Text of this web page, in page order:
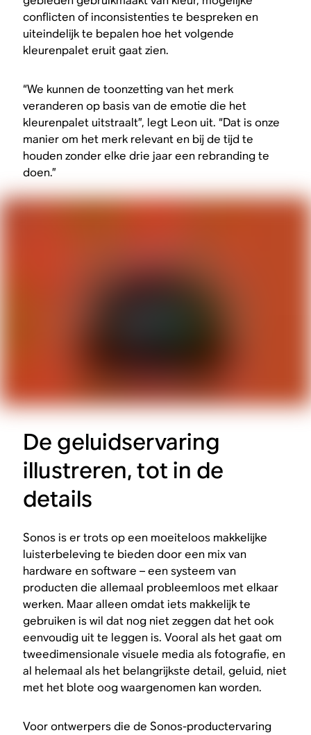
conflicten of inconsistenties te bespreken en
uiteindelijk te bepalen hoe het volgende
kleurenpalet eruit gaat zien.
“We kunnen de toonzetting van het merk
veranderen op basis van de emotie die het
kleurenpalet uitstraalt”, legt Leon uit. “Dat is onze
manier om het merk relevant en bij de tijd te
houden zonder elke drie jaar een rebranding te
doen.”
De geluidservaring
illustreren, tot in de
details
Sonos is er trots op een moeiteloos makkelijke
luisterbeleving te bieden door een mix van
hardware en software – een systeem van
producten die allemaal probleemloos met elkaar
werken. Maar alleen omdat iets makkelijk te
gebruiken is wil dat nog niet zeggen dat het ook
eenvoudig uit te leggen is. Vooral als het gaat om
tweedimensionale visuele media als fotografie, en
al helemaal als het belangrijkste detail, geluid, niet
met het blote oog waargenomen kan worden.
Voor ontwerpers die de Sonos-productervaring